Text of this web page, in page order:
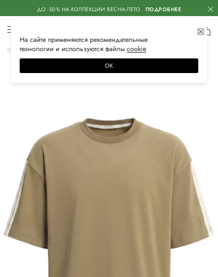
ДО -50% НА КОЛЛЕКЦИИ ВЕСНА-ЛЕТО ПОДРОБНЕЕ
Главная Мужская Одежда Футболки
На сайте применяются рекомендательные
технологии и используются файлысооkiе
ОК